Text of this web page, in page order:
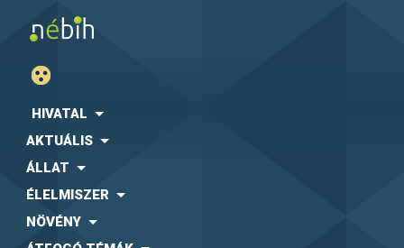
HIVATAL
AKTUÁLIS
ÁLLAT
ÉLELMISZER
NÖVÉNY